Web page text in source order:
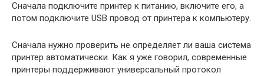
Сначала подключите принтер к питанию, включите его, а
потом подключите USB провод от принтера к компьютеру.
Сначала нужно проверить не определяет ли ваша система
принтер автоматически. Как я уже говорил, современные
принтеры поддерживают универсальный протокол